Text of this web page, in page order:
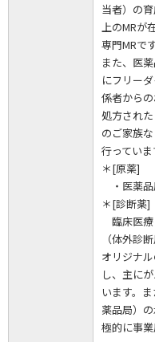
当者）の
上のMRが
専門MRです
また、医
にフリー
係者から
処方され
のご家族
行っていま
＊[原薬]
・医薬
＊[診断薬]
臨床医療
（体外診
オリジナ
し、主に
います。
薬品局）
極的に事業